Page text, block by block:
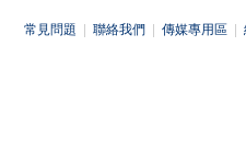
常見問題 聯絡我們 傳媒專用區